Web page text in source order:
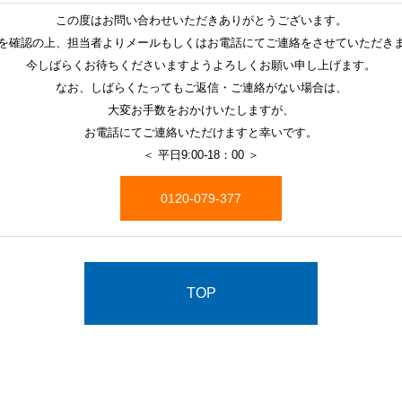
この度はお問い合わせいただきありがとうございます。
確認の上、担当者よりメールもしくはお電話にてご連絡をさせていただき
今しばらくお待ちくださいますようよろしくお願い申し上げます。
なお、しばらくたってもご返信・ご連絡がない場合は、
大変お手数をおかけいたしますが、
お電話にてご連絡いただけますと幸いです。
＜ 平日9:00-18：00 ＞
0120-079-377
TOP